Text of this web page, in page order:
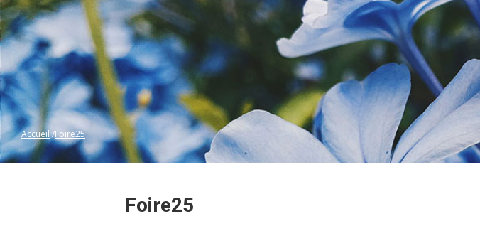
Accueil Foire25
Foire25